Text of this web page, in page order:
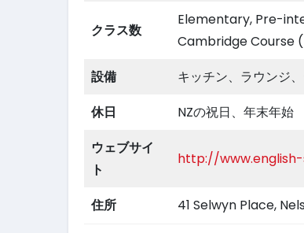
クラス数
Elementary, Pre-
Cambridge Course
設備
キッチン、ラウンジ
休日
NZの祝日、年末年始
ウェブサイ
ト
http://
住所 41 Selwyn Place,